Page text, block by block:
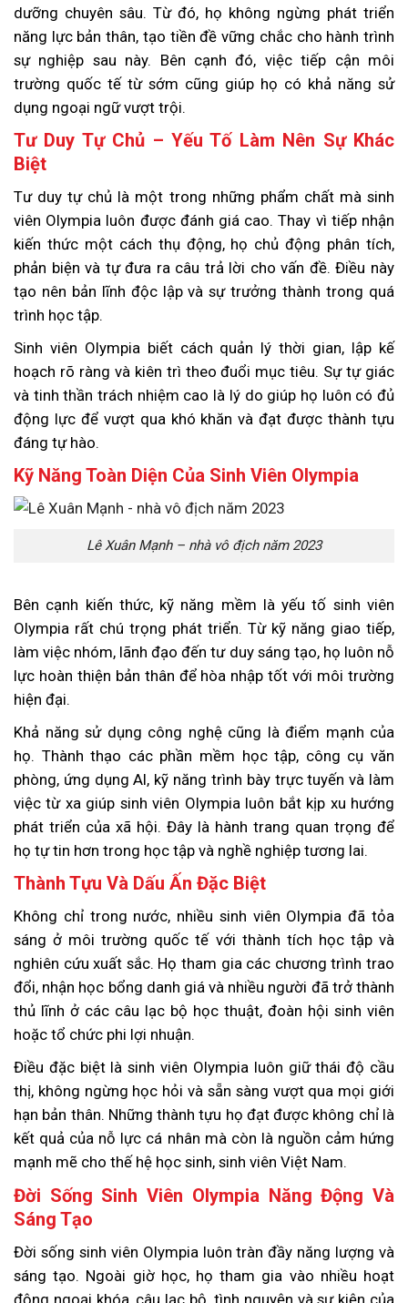
dưỡng chuyên sâu. Từ đó, họ không ngừng phát triển
năng lực bản thân, tạo tiền đề vững chắc cho hành trình
sự nghiệp sau này. Bên cạnh đó, việc tiếp cận môi
trường quốc tế từ sớm cũng giúp họ có khả năng sử
dụng ngoại ngữ vượt trội.
Tư Duy Tự Chủ – Yếu Tố Làm Nên Sự Khác
Biệt
Tư duy tự chủ là một trong những phẩm chất mà sinh
viên Olympia luôn được đánh giá cao. Thay vì tiếp nhận
kiến thức một cách thụ động, họ chủ động phân tích,
phản biện và tự đưa ra câu trả lời cho vấn đề. Điều này
tạo nên bản lĩnh độc lập và sự trưởng thành trong quá
trình học tập.
Sinh viên Olympia biết cách quản lý thời gian, lập kế
hoạch rõ ràng và kiên trì theo đuổi mục tiêu. Sự tự giác
và tinh thần trách nhiệm cao là lý do giúp họ luôn có đủ
động lực để vượt qua khó khăn và đạt được thành tựu
đáng tự hào.
Kỹ Năng Toàn Diện Của Sinh Viên Olympia
Lê Xuân Mạnh – nhà vô địch năm 2023
Bên cạnh kiến thức, kỹ năng mềm là yếu tố sinh viên
Olympia rất chú trọng phát triển. Từ kỹ năng giao tiếp,
làm việc nhóm, lãnh đạo đến tư duy sáng tạo, họ luôn nỗ
lực hoàn thiện bản thân để hòa nhập tốt với môi trường
hiện đại.
Khả năng sử dụng công nghệ cũng là điểm mạnh của
họ. Thành thạo các phần mềm học tập, công cụ văn
phòng, ứng dụng AI, kỹ năng trình bày trực tuyến và làm
việc từ xa giúp sinh viên Olympia luôn bắt kịp xu hướng
phát triển của xã hội. Đây là hành trang quan trọng để
họ tự tin hơn trong học tập và nghề nghiệp tương lai.
Thành Tựu Và Dấu Ấn Đặc Biệt
Không chỉ trong nước, nhiều sinh viên Olympia đã tỏa
sáng ở môi trường quốc tế với thành tích học tập và
nghiên cứu xuất sắc. Họ tham gia các chương trình trao
đổi, nhận học bổng danh giá và nhiều người đã trở thành
thủ lĩnh ở các câu lạc bộ học thuật, đoàn hội sinh viên
hoặc tổ chức phi lợi nhuận.
Điều đặc biệt là sinh viên Olympia luôn giữ thái độ cầu
thị, không ngừng học hỏi và sẵn sàng vượt qua mọi giới
hạn bản thân. Những thành tựu họ đạt được không chỉ là
kết quả của nỗ lực cá nhân mà còn là nguồn cảm hứng
mạnh mẽ cho thế hệ học sinh, sinh viên Việt Nam.
Đời Sống Sinh Viên Olympia Năng Động Và
Sáng Tạo
Đời sống sinh viên Olympia luôn tràn đầy năng lượng và
sáng tạo. Ngoài giờ học, họ tham gia vào nhiều hoạt
động ngoại khóa, câu lạc bộ, tình nguyện và sự kiện của